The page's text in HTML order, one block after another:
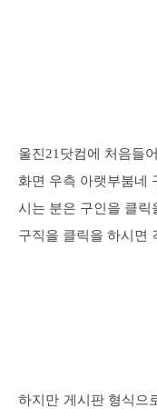
울진21닷컴에 처음들
화면 우측 아랫부붐네
시는 분은 구인을 클릭
구직을 클릭을 하시면
하지만 게시판 형식으